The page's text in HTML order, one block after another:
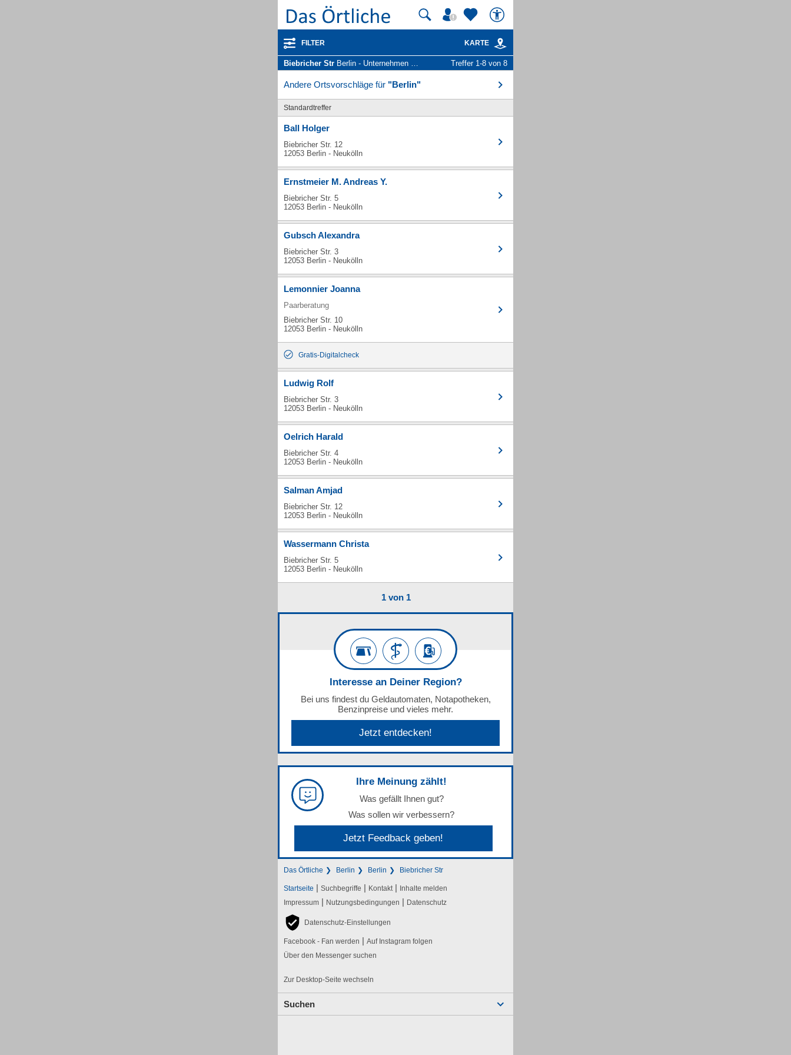
FILTER KARTE
Biebricher Str Berlin - Unternehmen und Personen Treffer 1-8 von 8
Andere Ortsvorschläge für "Berlin"
Standardtreffer
Ball Holger
Biebricher Str. 12
12053 Berlin - Neukölln
Ernstmeier M. Andreas Y.
Biebricher Str. 5
12053 Berlin - Neukölln
Gubsch Alexandra
Biebricher Str. 3
12053 Berlin - Neukölln
Lemonnier Joanna
Paarberatung
Biebricher Str. 10
12053 Berlin - Neukölln
Gratis-Digitalcheck
Ludwig Rolf
Biebricher Str. 3
12053 Berlin - Neukölln
Oelrich Harald
Biebricher Str. 4
12053 Berlin - Neukölln
Salman Amjad
Biebricher Str. 12
12053 Berlin - Neukölln
Wassermann Christa
Biebricher Str. 5
12053 Berlin - Neukölln
1 von 1
Interesse an Deiner Region?
Bei uns findest du Geldautomaten, Notapotheken,
Benzinpreise und vieles mehr.
Jetzt entdecken!
Ihre Meinung zählt!
Was gefällt Ihnen gut?
Was sollen wir verbessern?
Jetzt Feedback geben!
Das Örtliche Berlin Berlin Biebricher Str
Startseite | Suchbegriffe | Kontakt | Inhalte melden
Impressum | Nutzungsbedingungen | Datenschutz
Datenschutz-Einstellungen
Facebook - Fan werden | Auf Instagram folgen
Über den Messenger suchen
Zur Desktop-Seite wechseln
Suchen